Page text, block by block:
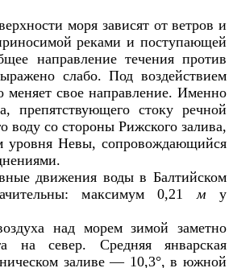
моря зависят от ветров и
реками и поступающей
направление течения против
слабо. Под воздействием
меняет свое направление. Именно
препятствующего стоку речной
воду со стороны Рижского залива,
уровня Невы, сопровождающийся
движения воды в Балтийском
максимум 0,21 му
над морем зимой заметно
на север. Средняя январская
заливе — 10,3°, в южной